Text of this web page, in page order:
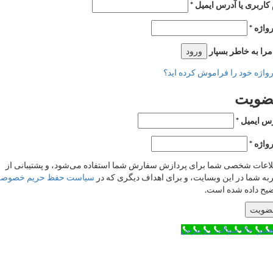
یا آدرس ایمیل*
*
به خاطر بسپار ورود
خود را فراموش کرده اید؟
ایمیل*
*
شخصی شما برای پردازش سفارش شما استفاده می‌شود، و پشتیبانی از
شما در این وبسایت، و برای اهداف دیگری که درسیاست حفظ حریم خصوصی
داده شده است.
حالا سوالت رو بپرس